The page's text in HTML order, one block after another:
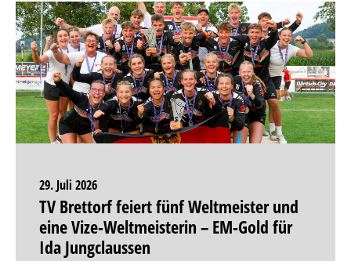
29. Juli 2026
TV Brettorf feiert fünf Weltmeister und
eine Vize-Weltmeisterin – EM-Gold für
Ida Jungclaussen